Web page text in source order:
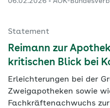
verlängert statt verkürzt
Statement
Reimann zur
kritischen Blick bei
Erleichterungen bei der
Zweigapotheken sowie
Fachkräftenachwuchs